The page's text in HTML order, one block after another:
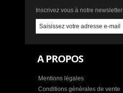
Inscrivez vous à notre newsletter
A PROPOS
Mentions légales
Conditions générales de vente